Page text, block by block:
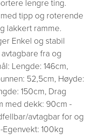
lengre ting.
tipp og roterende
lakkert ramme.
Enkel og stabil
fra og
Lengde: 146cm,
52,5cm, Høyde:
150cm, Drag
med dekk: 90cm -
avtagbar for og
Egenvekt: 100kg